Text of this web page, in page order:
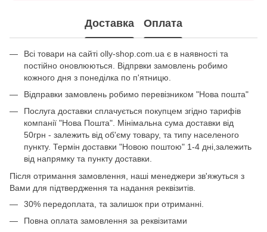
Доставка Оплата
Всі товари на сайті olly-shop.com.ua є в наявності та
постійно оновлюються. Відпрвки замовлень робимо
кожного дня з понеділка по п'ятницю.
Відправки замовлень робимо перевізником "Нова пошта"
Послуга доставки сплачується покупцем згідно тарифів
компанії "Нова Пошта". Мінімальна сума доставки від
50грн - залежить від об'єму товару, та типу населеного
пункту. Термін доставки "Новою поштою" 1-4 дні,залежить
від напрямку та пункту доставки.
Після отримання замовлення, наші менеджери зв'яжуться з
Вами для підтвердження та надання реквізитів.
30% передоплата, та залишок при отриманні.
Повна оплата замовлення за реквізитами